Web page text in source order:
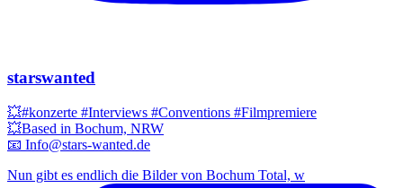
starswanted
💥#konzerte #Interviews #Conventions #Filmpremiere
💥Based in Bochum, NRW
📧 Info@stars-wanted.de
Nun gibt es endlich die Bilder von Bochum Total, w